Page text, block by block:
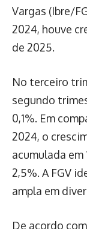
Vargas (Ibre/
2024, houve
de 2025.
No terceiro
segundo
0,1%. Em
2024, o
acumulada
2,5%. A FGV
ampla em
De acordo